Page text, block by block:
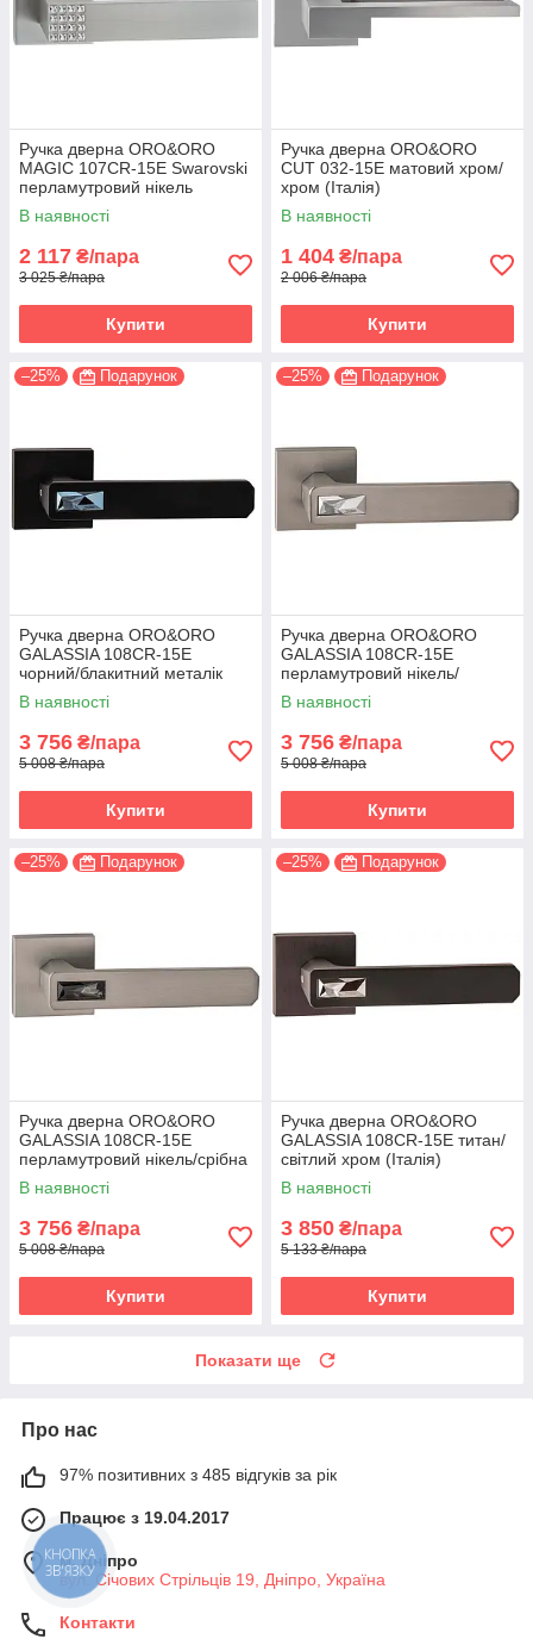
Ручка дверна ORO&ORO
MAGIC 107СR-15E Swarovski
перламутровий нікель
(Італія)
В наявності
2 117 ₴/пара
3 025 ₴/пара
Купити
Ручка дверна ORO&ORO
CUT 032-15E матовий хром/
хром (Італія)
В наявності
1 404 ₴/пара
2 006 ₴/пара
Купити
–25% Подарунок
Ручка дверна ORO&ORO
GALASSIA 108СR-15E
чорний/блакитний металік
(Італія)
В наявності
3 756 ₴/пара
5 008 ₴/пара
Купити
–25% Подарунок
Ручка дверна ORO&ORO
GALASSIA 108СR-15E
перламутровий нікель/
світлий хром (Італія)
В наявності
3 756 ₴/пара
5 008 ₴/пара
Купити
–25% Подарунок
Ручка дверна ORO&ORO
GALASSIA 108СR-15E
перламутровий нікель/срібна
ніч (Італія)
В наявності
3 756 ₴/пара
5 008 ₴/пара
Купити
–25% Подарунок
Ручка дверна ORO&ORO
GALASSIA 108СR-15E титан/
світлий хром (Італія)
В наявності
3 850 ₴/пара
5 133 ₴/пара
Купити
Показати ще
Про нас
97% позитивних з 485 відгуків за рік
Працює з 19.04.2017
м. Дніпро
вул. Січових Стрільців 19, Дніпро, Україна
Контакти
КНОПКА
ЗВ'ЯЗКУ